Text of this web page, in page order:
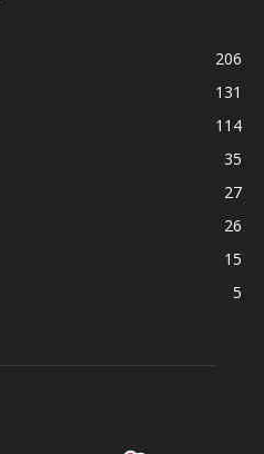
206
131
114
35
27
26
15
5